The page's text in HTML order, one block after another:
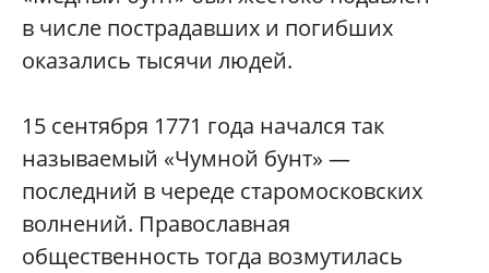
в числе пострадавших и погибших
оказались тысячи людей.
15 сентября 1771 года начался так
называемый «Чумной бунт» —
последний в череде старомосковских
волнений. Православная
общественность тогда возмутилась